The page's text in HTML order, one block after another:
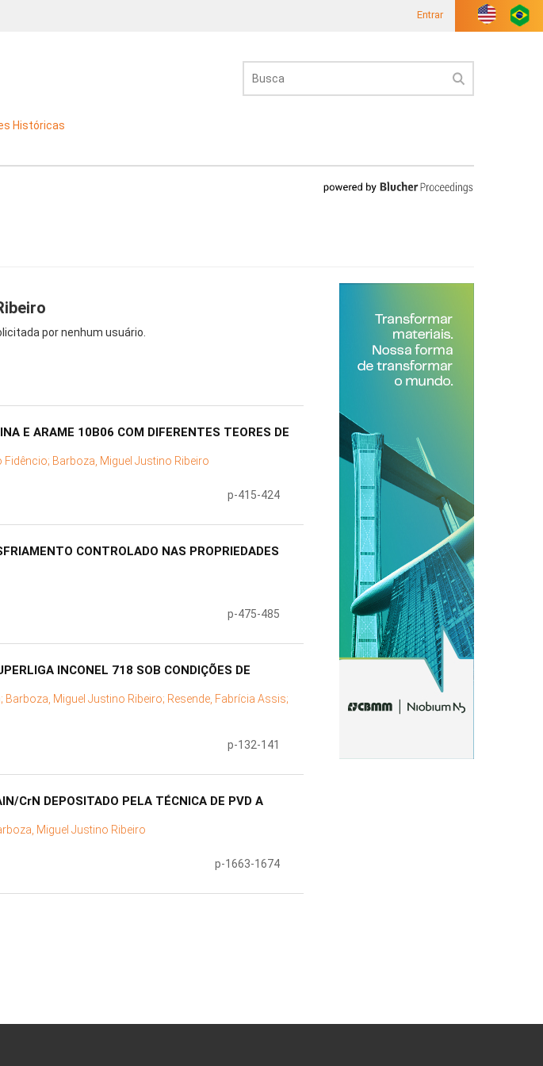
Entrar
Históricas
por nenhum usuário.
E ARAME 10B06 COM DIFERENTES TEORES DE
Fidêncio; Barboza, Miguel Justino Ribeiro
p-415-424
CONTROLADO NAS PROPRIEDADES
p-475-485
INCONEL 718 SOB CONDIÇÕES DE
Barboza, Miguel Justino Ribeiro; Resende, Fabrícia Assis;
p-132-141
CrN DEPOSITADO PELA TÉCNICA DE PVD A
Miguel Justino Ribeiro
p-1663-1674